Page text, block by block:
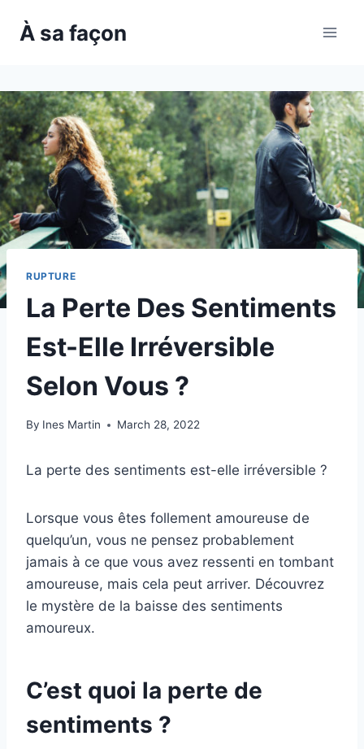
À sa façon
RUPTURE
La Perte Des Sentiments
Est-Elle Irréversible
Selon Vous ?
By Ines Martin March 28, 2022
La perte des sentiments est-elle irréversible ?
Lorsque vous êtes follement amoureuse de
quelqu’un, vous ne pensez probablement
jamais à ce que vous avez ressenti en tombant
amoureuse, mais cela peut arriver. Découvrez
le mystère de la baisse des sentiments
amoureux.
C’est quoi la perte de
sentiments ?